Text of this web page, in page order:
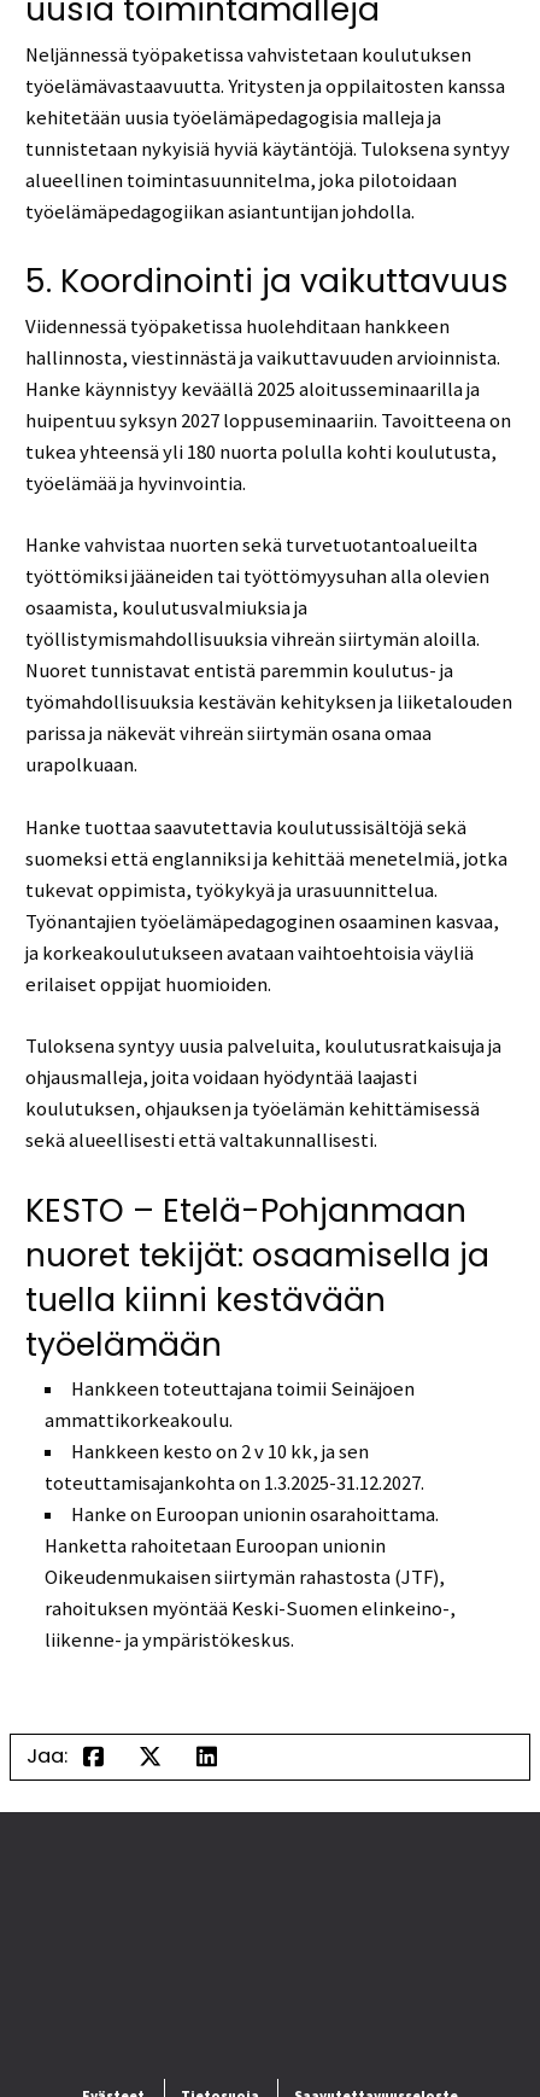
uusia toimintamalleja
Neljännessä työpaketissa vahvistetaan koulutuksen
työelämävastaavuutta. Yritysten ja oppilaitosten kanssa
kehitetään uusia työelämäpedagogisia malleja ja
tunnistetaan nykyisiä hyviä käytäntöjä. Tuloksena syntyy
alueellinen toimintasuunnitelma, joka pilotoidaan
työelämäpedagogiikan asiantuntijan johdolla.
5. Koordinointi ja vaikuttavuus
Viidennessä työpaketissa huolehditaan hankkeen
hallinnosta, viestinnästä ja vaikuttavuuden arvioinnista.
Hanke käynnistyy keväällä 2025 aloitusseminaarilla ja
huipentuu syksyn 2027 loppuseminaariin. Tavoitteena on
tukea yhteensä yli 180 nuorta polulla kohti koulutusta,
työelämää ja hyvinvointia.
Hanke vahvistaa nuorten sekä turvetuotantoalueilta
työttömiksi jääneiden tai työttömyysuhan alla olevien
osaamista, koulutusvalmiuksia ja
työllistymismahdollisuuksia vihreän siirtymän aloilla.
Nuoret tunnistavat entistä paremmin koulutus- ja
työmahdollisuuksia kestävän kehityksen ja liiketalouden
parissa ja näkevät vihreän siirtymän osana omaa
urapolkuaan.
Hanke tuottaa saavutettavia koulutussisältöjä sekä
suomeksi että englanniksi ja kehittää menetelmiä, jotka
tukevat oppimista, työkykyä ja urasuunnittelua.
Työnantajien työelämäpedagoginen osaaminen kasvaa,
ja korkeakoulutukseen avataan vaihtoehtoisia väyliä
erilaiset oppijat huomioiden.
Tuloksena syntyy uusia palveluita, koulutusratkaisuja ja
ohjausmalleja, joita voidaan hyödyntää laajasti
koulutuksen, ohjauksen ja työelämän kehittämisessä
sekä alueellisesti että valtakunnallisesti.
KESTO – Etelä-Pohjanmaan
nuoret tekijät: osaamisella ja
tuella kiinni kestävään
työelämään
Hankkeen toteuttajana toimii Seinäjoen
ammattikorkeakoulu.
Hankkeen kesto on 2 v 10 kk, ja sen
toteuttamisajankohta on 1.3.2025-31.12.2027.
Hanke on Euroopan unionin osarahoittama.
Hanketta rahoitetaan Euroopan unionin
Oikeudenmukaisen siirtymän rahastosta (JTF),
rahoituksen myöntää Keski-Suomen elinkeino-,
liikenne- ja ympäristökeskus.
Jaa: